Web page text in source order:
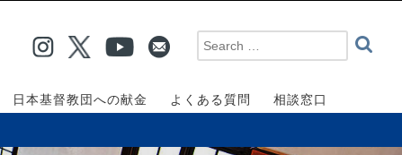
日本基督教団への献金 よくある質問 相談窓口